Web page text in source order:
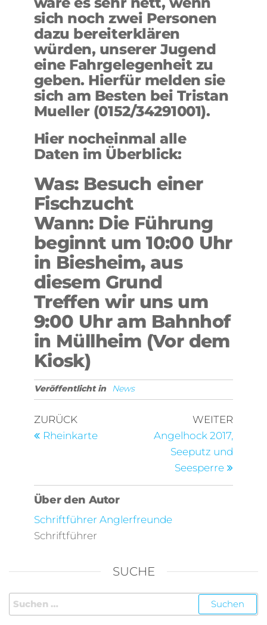
sich noch zwei Personen
dazu bereiterklären
würden, unserer Jugend
eine Fahrgelegenheit zu
geben. Hierfür melden sie
sich am Besten bei Tristan
Mueller (0152/34291001).
Hier nocheinmal alle
Daten im Überblick:
Was: Besuch einer
Fischzucht
Wann: Die Führung
beginnt um 10:00 Uhr
in Biesheim, aus
diesem Grund
Treffen wir uns um
9:00 Uhr am Bahnhof
in Müllheim (Vor dem
Kiosk)
Veröffentlicht in News
ZURÜCK
Rheinkarte
WEITER
Angelhock 2017,
Seeputz und
Seesperre
Über den Autor
Schriftführer Anglerfreunde
Schriftführer
SUCHE